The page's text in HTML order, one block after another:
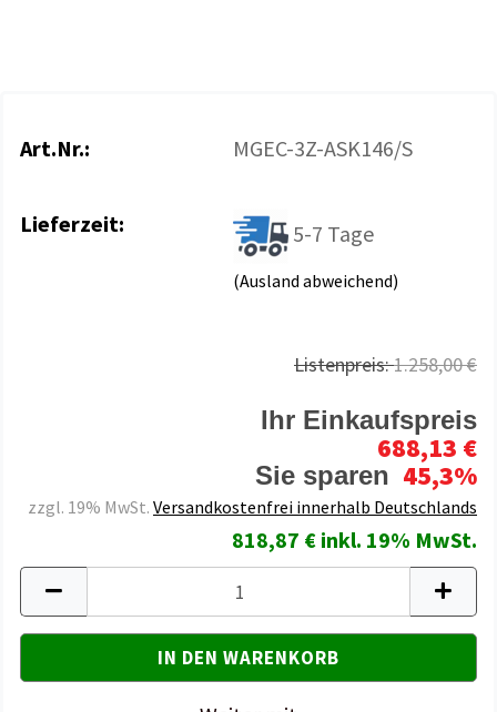
Art.Nr.: MGEC-3Z-ASK146/S
Lieferzeit: 5-7 Tage
(Ausland abweichend)
Listenpreis:1.258,00 €
Ihr Einkaufspreis
688,13 €
Sie sparen 45,3%
zzgl. 19% MwSt. Versandkostenfrei innerhalb Deutschlands
818,87 € inkl. 19% MwSt.